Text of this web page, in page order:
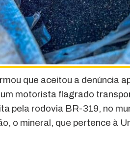
que aceitou a denúncia
motorista flagrado
pela rodovia BR-319, no
o mineral, que pertence à